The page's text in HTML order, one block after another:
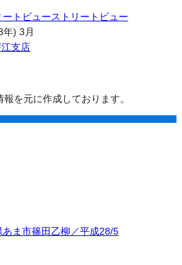
ストリートビュー
年) 3月
支店
を元に作成しております。
ま市篠田乙柳／平成28/5